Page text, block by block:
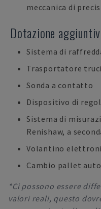
meccanica di
Dotazione
Sistema di
Trasportatore
Sonda a contatto
Dispositivo di
Sistema di
Renishaw, a
Volantino
Cambio pallet
*Ci possono essere
valori reali, questo